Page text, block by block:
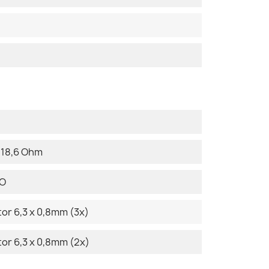
Ohm
6,3 x 0,8mm (3x)
6,3 x 0,8mm (2x)